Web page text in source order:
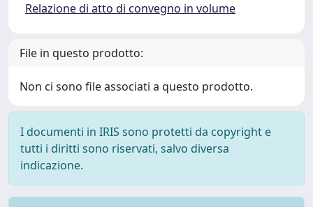
Relazione di atto di convegno in volume
File in questo prodotto:
Non ci sono file associati a questo prodotto.
I documenti in IRIS sono protetti da copyright e
tutti i diritti sono riservati, salvo diversa
indicazione.